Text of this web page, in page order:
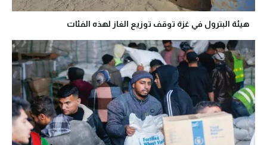
هيئة البترول في غزة توقف توزيع الغاز لهذه الفئات